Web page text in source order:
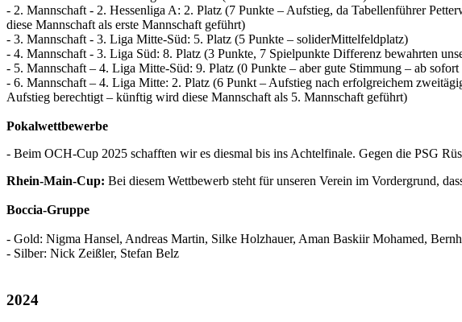
- 2. Mannschaft - 2. Hessenliga A: 2. Platz (7 Punkte – Aufstieg, da Tabellenführer
diese Mannschaft als erste Mannschaft geführt)
- 3. Mannschaft - 3. Liga Mitte-Süd: 5. Platz (5 Punkte – soliderMittelfeldplatz)
- 4. Mannschaft - 3. Liga Süd: 8. Platz (3 Punkte, 7 Spielpunkte Differenz bewahrten
- 5. Mannschaft – 4. Liga Mitte-Süd: 9. Platz (0 Punkte – aber gute Stimmung – ab
- 6. Mannschaft – 4. Liga Mitte: 2. Platz (6 Punkt – Aufstieg nach erfolgreichem
Aufstieg berechtigt – künftig wird diese Mannschaft als 5. Mannschaft geführt)
Pokalwettbewerbe
- Beim OCH-Cup 2025 schafften wir es diesmal bis ins Achtelfinale. Gegen die PSG
Rhein-Main-Cup: Bei diesem Wettbewerb steht für unseren Verein im Vordergrund,
Boccia-Gruppe
- Gold: Nigma Hansel, Andreas Martin, Silke Holzhauer, Aman Baskiir Mohamed,
- Silber: Nick Zeißler, Stefan Belz
2024